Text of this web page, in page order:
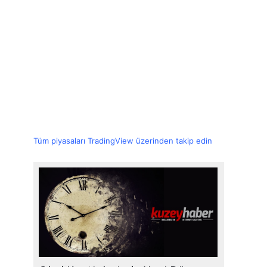
Tüm piyasaları TradingView üzerinden takip edin